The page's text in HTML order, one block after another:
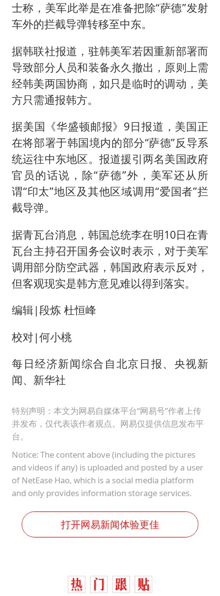
士称，美军此举是在准备把除“萨德”发射
车外的拦截导弹转移至中东。
据韩联社报道，驻韩美军若因重新部署而
导致部分人员和装备永久撤出，原则上需
经韩美两国协商，如只是临时的调动，美
方只需通报韩方。
据美国《华盛顿邮报》9日报道，美国正
在将部署于韩国境内的部分“萨德”反导系
统运往中东地区。报道援引两名美国政府
官员的话说，除“萨德”外，美军还从所
谓“印太”地区及其他区域调用“爱国者”拦
截导弹。
据青瓦台消息，韩国总统李在明10日在青
瓦台主持召开国务会议时表示，对于美军
调用部分防空武器，韩国政府表示反对，
但客观现实是韩方意见难以得到落实。
编辑|段炼 杜恒峰
校对|何小桃
每日经济新闻综合自北京日报、央视新
闻、新华社
特别声明：本文为网易自媒体平台“网易号”作者上传
并发布，仅代表该作者观点。网易仅提供信息发布平
台。
Notice: The content above (including the pictures
and videos if any) is uploaded and posted by a user
of NetEase Hao, which is a social media platform
and only provides information storage services.
打开网易新闻体验更佳